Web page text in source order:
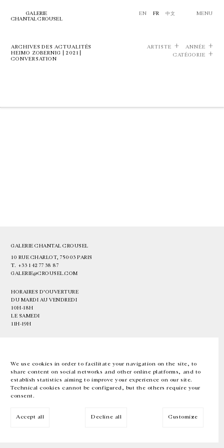
We use cookies in order to facilitate your navigation on the site, to
share content on social networks and other online platforms, and to
establish statistics aiming to improve your experience on our site.
Technical cookies cannot be configured, but the others require your
consent.
Accept all Decline all Customize
GALERIE
CHANTAL CROUSEL
EN FR 中文 MENU
ARCHIVES DES ACTUALITÉS
HEIMO ZOBERNIG | 2021 |
CONVERSATION
ARTISTE
ANNÉE
CATÉGORIE
GALERIE CHANTAL CROUSEL
10 RUE CHARLOT, 75003 PARIS
T. +33 1 42 77 38 87
GALERIE@CROUSEL.COM
HORAIRES D'OUVERTURE
DU MARDI AU VENDREDI
10H-18H
LE SAMEDI
11H-19H
EN FR 中文 Facebook Instagram
Inscrivez-vous à notre newsletter